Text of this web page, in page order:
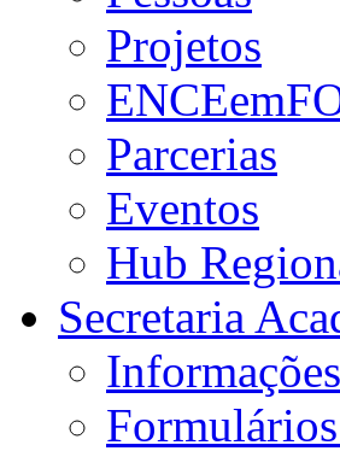
Projetos
Parcerias
Eventos
Hub
Secretaria
Informações